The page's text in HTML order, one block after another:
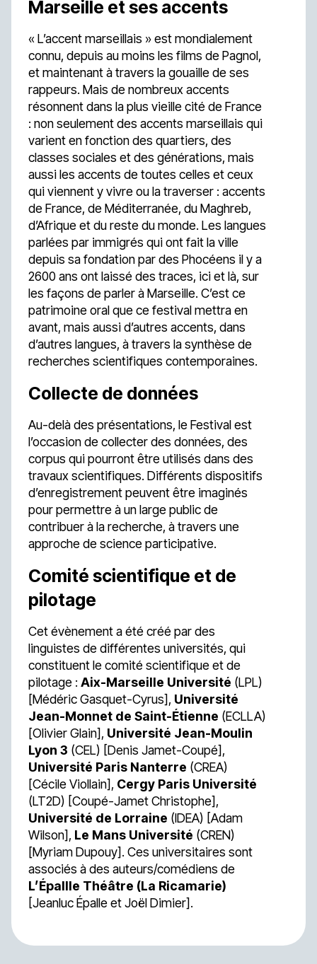
Marseille et ses accents
« L’accent marseillais » est mondialement
connu, depuis au moins les films de Pagnol,
et maintenant à travers la gouaille de ses
rappeurs. Mais de nombreux accents
résonnent dans la plus vieille cité de France
: non seulement des accents marseillais qui
varient en fonction des quartiers, des
classes sociales et des générations, mais
aussi les accents de toutes celles et ceux
qui viennent y vivre ou la traverser : accents
de France, de Méditerranée, du Maghreb,
d’Afrique et du reste du monde. Les langues
parlées par immigrés qui ont fait la ville
depuis sa fondation par des Phocéens il y a
2600 ans ont laissé des traces, ici et là, sur
les façons de parler à Marseille. C’est ce
patrimoine oral que ce festival mettra en
avant, mais aussi d’autres accents, dans
d’autres langues, à travers la synthèse de
recherches scientifiques contemporaines.
Collecte de données
Au-delà des présentations, le Festival est
l’occasion de collecter des données, des
corpus qui pourront être utilisés dans des
travaux scientifiques. Différents dispositifs
d’enregistrement peuvent être imaginés
pour permettre à un large public de
contribuer à la recherche, à travers une
approche de science participative.
Comité scientifique et de
pilotage
Cet évènement a été créé par des
linguistes de différentes universités, qui
constituent le comité scientifique et de
pilotage : Aix-Marseille Université (LPL)
[Médéric Gasquet-Cyrus], Université
Jean-Monnet de Saint-Étienne (ECLLA)
[Olivier Glain], Université Jean-Moulin
Lyon 3 (CEL) [Denis Jamet-Coupé],
Université Paris Nanterre (CREA)
[Cécile Viollain], Cergy Paris Université
(LT2D) [Coupé-Jamet Christophe],
Université de Lorraine (IDEA) [Adam
Wilson], Le Mans Université (CREN)
[Myriam Dupouy]. Ces universitaires sont
associés à des auteurs/comédiens de
L’Épallle Théâtre (La Ricamarie)
[Jeanluc Épalle et Joël Dimier].